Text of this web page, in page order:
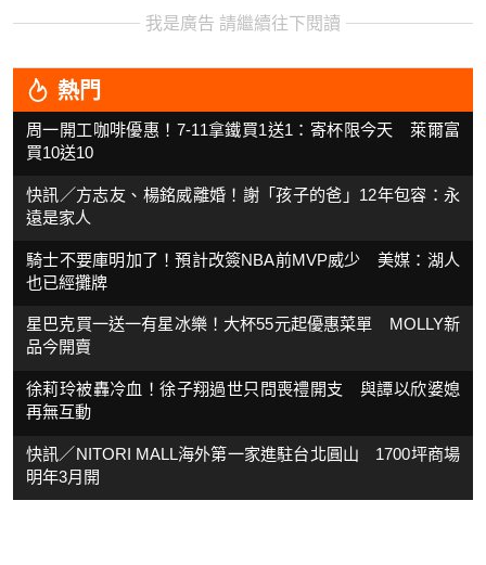
我是廣告 請繼續往下閱讀
熱門
周一開工咖啡優惠！7-11拿鐵買1送1：寄杯限今天 萊爾富
買10送10
快訊／方志友、楊銘威離婚！謝「孩子的爸」12年包容：永
遠是家人
騎士不要庫明加了！預計改簽NBA前MVP威少 美媒：湖人
也已經攤牌
星巴克買一送一有星冰樂！大杯55元起優惠菜單 MOLLY新
品今開賣
徐莉玲被轟冷血！徐子翔過世只問喪禮開支 與譚以欣婆媳
再無互動
快訊／NITORI MALL海外第一家進駐台北圓山 1700坪商場
明年3月開